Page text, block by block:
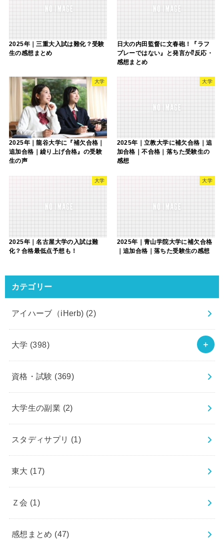
2025年｜三重大入試は難化？受験
生の感想まとめ
日大の内田監督に文春砲！『ラフ
プレーではない』と発言か⁉反応・
感想まとめ
大学
2025年｜龍谷大学に『補欠合格｜
追加合格｜繰り上げ合格』の受験
生の声
大学
2025年｜立教大学に補欠合格｜追
加合格｜不合格｜落ちた受験生の
感想
大学
2025年｜名古屋大学の入試は難
化？合格最低点予想も！
大学
2025年｜青山学院大学に補欠合格
｜追加合格｜落ちた受験生の感想
カテゴリー
アイハーブ（iHerb) (2)
大学 (398)
資格・試験 (369)
大学生の副業 (2)
スタディサプリ (1)
東大 (17)
Ｚ会 (1)
感想まとめ (47)